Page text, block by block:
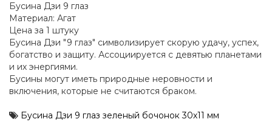
Бусина Дзи 9 глаз
Материал: Агат
Цена за 1 штуку
Бусина Дзи "9 глаз" символизирует скорую удачу, успех,
богатство и защиту. Ассоциируется с девятью планетами
и их энергиями.
Бусины могут иметь природные неровности и
включения, которые не считаются браком.
Бусина Дзи 9 глаз зеленый бочонок 30х11 мм